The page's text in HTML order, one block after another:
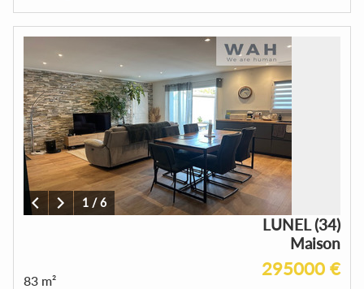
1 /6
LUNEL (34)
Maison
295000 €
83 m²